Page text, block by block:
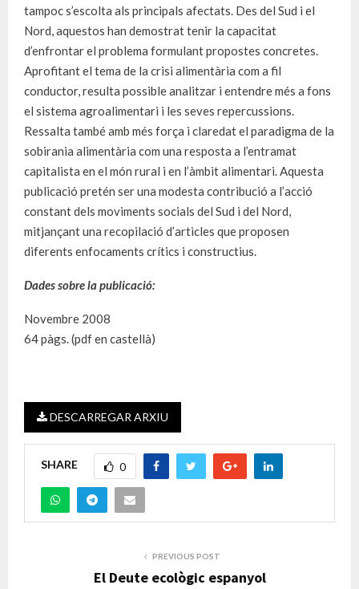
tampoc s’escolta als principals afectats. Des del Sud i el
Nord, aquestos han demostrat tenir la capacitat
d’enfrontar el problema formulant propostes concretes.
Aprofitant el tema de la crisi alimentària com a fil
conductor, resulta possible analitzar i entendre més a fons
el sistema agroalimentari i les seves repercussions.
Ressalta també amb més força i claredat el paradigma de la
sobirania alimentària com una resposta a l’entramat
capitalista en el món rural i en l’àmbit alimentari. Aquesta
publicació pretén ser una modesta contribució a l’acció
constant dels moviments socials del Sud i del Nord,
mitjançant una recopilació d’articles que proposen
diferents enfocaments crítics i constructius.
Dades sobre la publicació:
Novembre 2008
64 pàgs. (pdf en castellà)
DESCARREGAR ARXIU
SHARE 0
PREVIOUS POST
El Deute ecològic espanyol